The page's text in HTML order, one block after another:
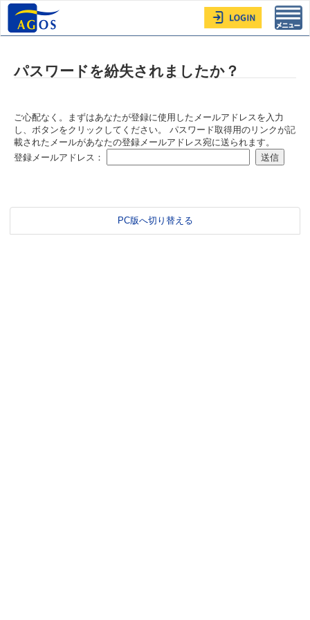
パスワードを紛失されましたか？
ご心配なく。まずはあなたが登録に使用したメールアドレスを入力
し、ボタンをクリックしてください。 パスワード取得用のリンクが記
載されたメールがあなたの登録メールアドレス宛に送られます。
登録メールアドレス：
PC版へ切り替える